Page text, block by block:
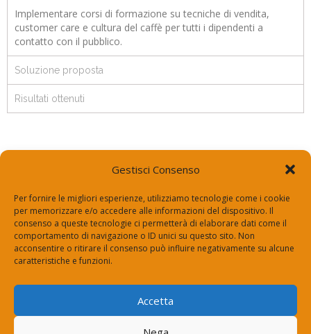
Gestisci Consenso
Per fornire le migliori esperienze, utilizziamo tecnologie come i cookie
per memorizzare e/o accedere alle informazioni del dispositivo. Il
consenso a queste tecnologie ci permetterà di elaborare dati come il
comportamento di navigazione o ID unici su questo sito. Non
acconsentire o ritirare il consenso può influire negativamente su alcune
caratteristiche e funzioni.
Accetta
Implementare corsi di formazione su tecniche di vendita,
customer care e cultura del caffè per tutti i dipendenti a
contatto con il pubblico.
Soluzione proposta
Risultati ottenuti
Via Roma 14, 24050 Zanica (Bg)
segreteria@espertorisponde.top
+39 334 700 2004
Vuoi diventare un nostro
esperto